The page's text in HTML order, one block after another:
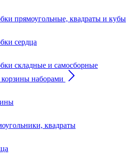
прямоугольные, квадраты и кубы
сердца
складные и самосборные
наборами
квадраты